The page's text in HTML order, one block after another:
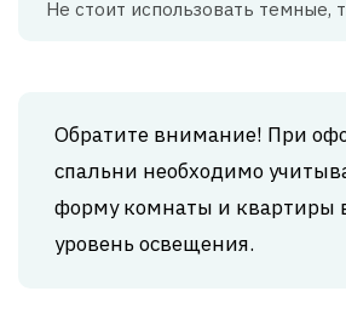
Не стоит использовать темные,
Обратите внимание! При
спальни необходимо
форму комнаты и квартиры
уровень освещения.